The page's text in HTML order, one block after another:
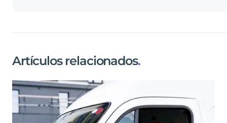
Artículos relacionados.